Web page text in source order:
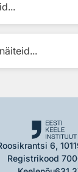
6,
Registrikood